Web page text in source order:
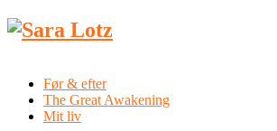
Før & efter
The Great Awakening
Mit liv